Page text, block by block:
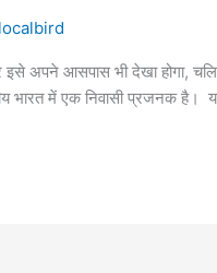
अपने आसपास भी देखा होगा,
भारत में एक निवासी प्रजनक है।